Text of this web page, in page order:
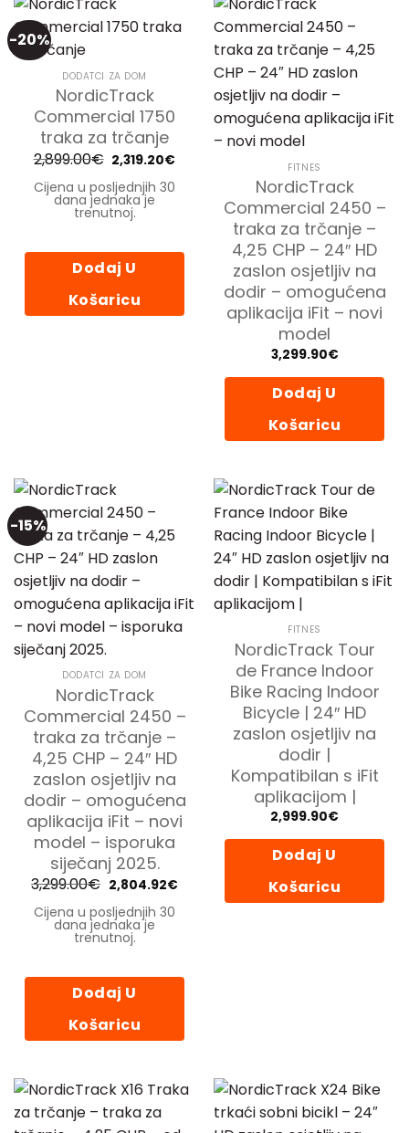
-20%
DODATCI ZA DOM
NordicTrack
Commercial 1750
traka za trčanje
2,899.00€ Izvorna
cijena
bila
je:
2,899.00€.
2,319.20€Trenutna
Cijena u posljednjih 30
dana jednaka je
trenutnoj.
Dodaj U
Košaricu
FITNES
NordicTrack
Commercial 2450 –
traka za trčanje –
4,25 CHP – 24″ HD
zaslon osjetljiv na
dodir – omogućena
aplikacija iFit – novi
model
3,299.90€
Dodaj U
Košaricu
-15%
DODATCI ZA DOM
NordicTrack
Commercial 2450 –
traka za trčanje –
4,25 CHP – 24″ HD
zaslon osjetljiv na
dodir – omogućena
aplikacija iFit – novi
model – isporuka
siječanj 2025.
3,299.00€ Izvorna
cijena
bila
je:
3,299.00€.
2,804.92€Trenutna
Cijena u posljednjih 30
dana jednaka je
trenutnoj.
Dodaj U
Košaricu
FITNES
NordicTrack Tour
de France Indoor
Bike Racing Indoor
Bicycle | 24″ HD
zaslon osjetljiv na
dodir |
Kompatibilan s iFit
aplikacijom |
2,999.90€
Dodaj U
Košaricu